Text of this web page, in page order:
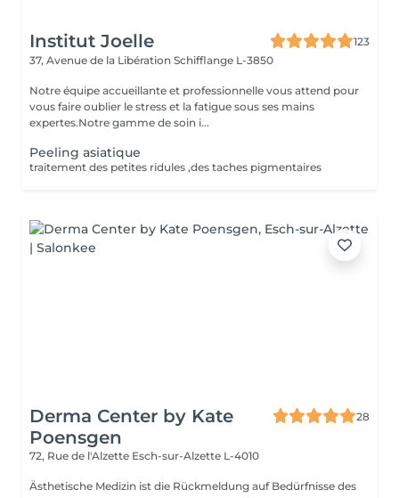
Institut Joelle
123
37, Avenue de la Libération Schifflange L-3850
Notre équipe accueillante et professionnelle vous attend pour
vous faire oublier le stress et la fatigue sous ses mains
expertes.Notre gamme de soin i...
Peeling asiatique
traitement des petites ridules ,des taches pigmentaires
Derma Center by Kate
Poensgen
28
72, Rue de l'Alzette Esch-sur-Alzette L-4010
Ästhetische Medizin ist die Rückmeldung auf Bedürfnisse des